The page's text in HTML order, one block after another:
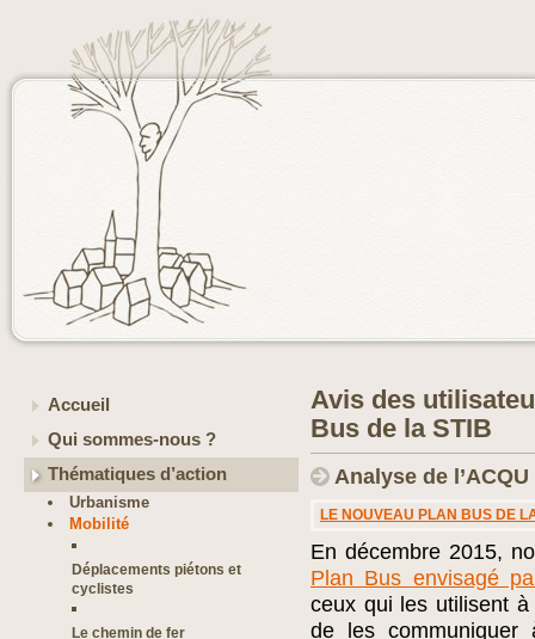
Accueil
Qui sommes-nous ?
Thématiques d’action
Urbanisme
Mobilité
Déplacements piétons et
cyclistes
Le chemin de fer
Avis des
Bus de la STIB
Analyse de
LE NOUVEAU PLAN BUS DE
En décembre 2015,
Plan Bus envisagé
ceux qui les utilisent
de les